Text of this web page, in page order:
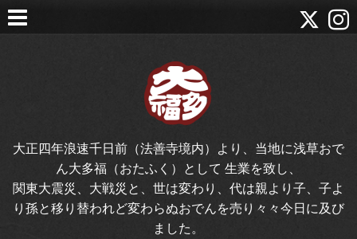
大正四年浪速千日前（法善寺境内）より、当地に浅草おで
ん大多福（おたふく）として 生業を致し、
関東大震災、大戦災と、世は変わり、代は親より子、子よ
り孫と移り替われど変わらぬおでんを売り々々今日に及び
ました。